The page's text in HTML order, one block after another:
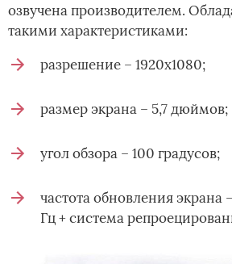
озвучена производителем.
такими характеристиками:
разрешение – 1920х1080;
размер экрана – 5,7 дюймов;
угол обзора – 100 градусов;
частота обновления экрана
Гц + система